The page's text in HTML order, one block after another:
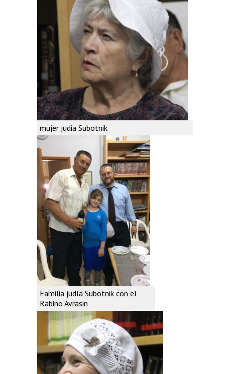
mujer judia Subotnik
Familia judía Subotnik con el
Rabino Avrasin